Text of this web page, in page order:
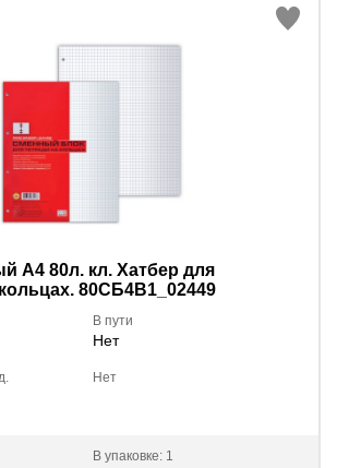
А4 80л. кл. Хатбер для
80СБ4B1_02449
В пути
Нет
Нет
В упаковке: 1